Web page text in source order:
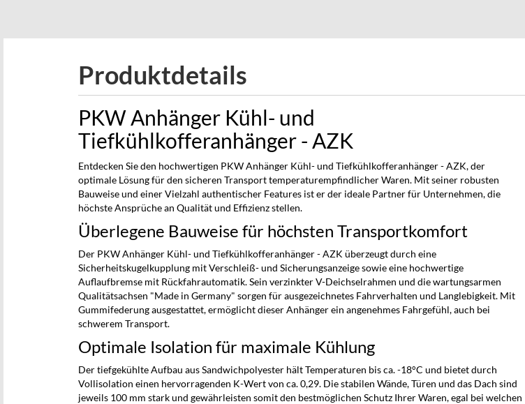
the
gallery
Produktdetails
PKW Anhänger Kühl- und
Tiefkühlkofferanhänger - AZK
Entdecken Sie den hochwertigen PKW Anhänger Kühl- und Tiefkühlkofferanhänger - AZK, der
optimale Lösung für den sicheren Transport temperaturempfindlicher Waren. Mit seiner robusten
Bauweise und einer Vielzahl authentischer Features ist er der ideale Partner für Unternehmen, die
höchste Ansprüche an Qualität und Effizienz stellen.
Überlegene Bauweise für höchsten Transportkomfort
Der PKW Anhänger Kühl- und Tiefkühlkofferanhänger - AZK überzeugt durch eine
Sicherheitskugelkupplung mit Verschleiß- und Sicherungsanzeige sowie eine hochwertige
Auflaufbremse mit Rückfahrautomatik. Sein verzinkter V-Deichselrahmen und die wartungsarmen
Qualitätsachsen "Made in Germany" sorgen für ausgezeichnetes Fahrverhalten und Langlebigkeit. Mit
Gummifederung ausgestattet, ermöglicht dieser Anhänger ein angenehmes Fahrgefühl, auch bei
schwerem Transport.
Optimale Isolation für maximale Kühlung
Der tiefgekühlte Aufbau aus Sandwichpolyester hält Temperaturen bis ca. -18°C und bietet durch
Vollisolation einen hervorragenden K-Wert von ca. 0,29. Die stabilen Wände, Türen und das Dach sind
jeweils 100 mm stark und gewährleisten somit den bestmöglichen Schutz Ihrer Waren, egal bei welchen